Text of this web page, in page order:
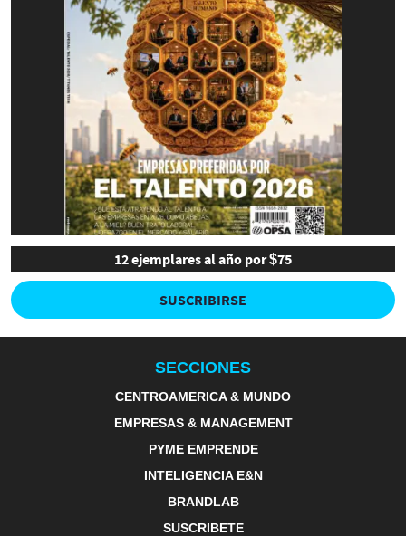
12 ejemplares al año por $75
SUSCRIBIRSE
SECCIONES
CENTROAMERICA & MUNDO
EMPRESAS & MANAGEMENT
PYME EMPRENDE
INTELIGENCIA E&N
BRANDLAB
SUSCRIBETE